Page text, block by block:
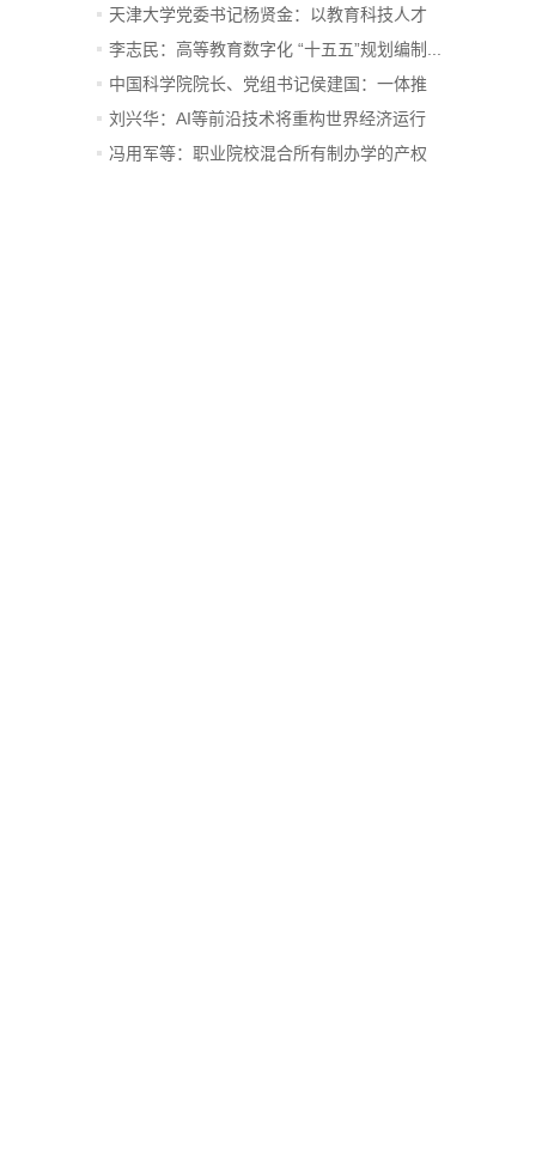
发...
天津大学党委书记杨贤金：以教育科技人才
一...
李志民：高等教育数字化 “十五五”规划编制...
中国科学院院长、党组书记侯建国：一体推
进...
刘兴华：AI等前沿技术将重构世界经济运行
底...
冯用军等：职业院校混合所有制办学的产权